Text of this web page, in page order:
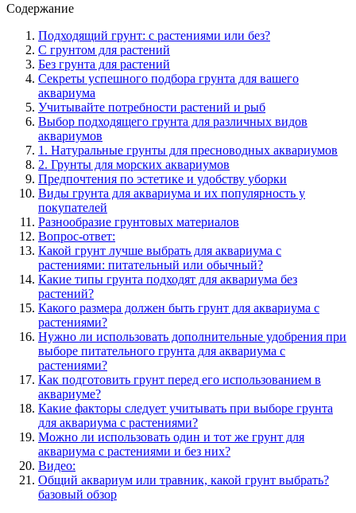
Содержание
Подходящий грунт: с растениями или без?
С грунтом для растений
Без грунта для растений
Секреты успешного подбора грунта для вашего
аквариума
Учитывайте потребности растений и рыб
Выбор подходящего грунта для различных видов
аквариумов
1. Натуральные грунты для пресноводных аквариумов
2. Грунты для морских аквариумов
Предпочтения по эстетике и удобству уборки
Виды грунта для аквариума и их популярность у
покупателей
Разнообразие грунтовых материалов
Вопрос-ответ:
Какой грунт лучше выбрать для аквариума с
растениями: питательный или обычный?
Какие типы грунта подходят для аквариума без
растений?
Какого размера должен быть грунт для аквариума с
растениями?
Нужно ли использовать дополнительные удобрения при
выборе питательного грунта для аквариума с
растениями?
Как подготовить грунт перед его использованием в
аквариуме?
Какие факторы следует учитывать при выборе грунта
для аквариума с растениями?
Можно ли использовать один и тот же грунт для
аквариума с растениями и без них?
Видео:
Общий аквариум или травник, какой грунт выбрать?
базовый обзор